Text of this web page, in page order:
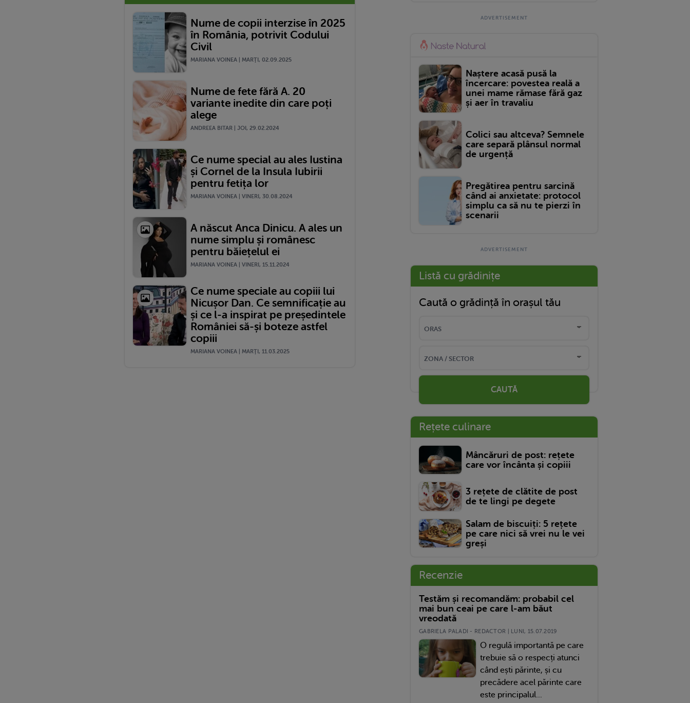
Nume de copii interzise în 2025
în România, potrivit Codului
Civil
MARIANA VOINEA | MARŢI, 02.09.2025
Nume de fete fără A. 20
variante inedite din care poți
alege
ANDREEA BITAR | JOI, 29.02.2024
Ce nume special au ales Iustina
și Cornel de la Insula Iubirii
pentru fetița lor
MARIANA VOINEA | VINERI, 30.08.2024
A născut Anca Dinicu. A ales un
nume simplu și românesc
pentru băiețelul ei
MARIANA VOINEA | VINERI, 15.11.2024
Ce nume speciale au copiii lui
Nicușor Dan. Ce semnificație au
și ce l-a inspirat pe președintele
României să-și boteze astfel
copiii
MARIANA VOINEA | MARŢI, 11.03.2025
Naștere acasă pusă la
încercare: povestea reală a
unei mame rămase fără gaz
și aer în travaliu
Colici sau altceva? Semnele
care separă plânsul normal
de urgență
Pregătirea pentru sarcină
când ai anxietate: protocol
simplu ca să nu te pierzi în
scenarii
Listă cu grădinițe
Caută o grădință în orașul tău
CAUTĂ
Rețete culinare
Mâncăruri de post: rețete
care vor încânta și copiii
3 rețete de clătite de post
de te lingi pe degete
Salam de biscuiți: 5 rețete
pe care nici să vrei nu le vei
greși
Recenzie
Testăm și recomandăm: probabil cel
mai bun ceai pe care l-am băut
vreodată
GABRIELA PALADI - REDACTOR | LUNI, 15.07.2019
O regulă importantă pe care
trebuie să o respecți atunci
când ești părinte, și cu
precădere acel părinte care
este principalul...